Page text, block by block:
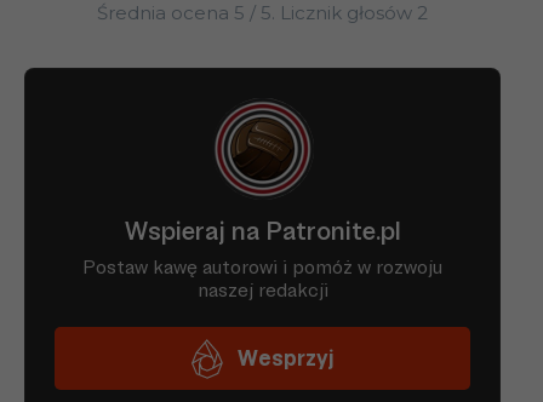
Średnia ocena 5 / 5. Licznik głosów 2